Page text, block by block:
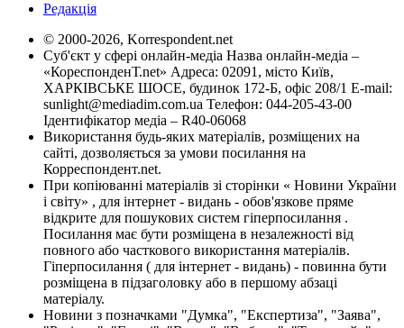
Редакція
© 2000-2026, Korrespondent.net
Суб'єкт у сфері онлайн-медіа Назва онлайн-медіа –
«КореспонденТ.net» Адреса: 02091, місто Київ,
ХАРКІВСЬКЕ ШОСЕ, будинок 172-Б, офіс 208/1 E-mail:
sunlight@mediadim.com.ua Телефон: 044-205-43-00
Ідентифікатор медіа – R40-06068
Використання будь-яких матеріалів, розміщених на
сайті, дозволяється за умови посилання на
Корреспондент.net.
При копіюванні матеріалів зі сторінки « Новини України
і світу» , для інтернет - видань - обов'язкове пряме
відкрите для пошукових систем гіперпосилання .
Посилання має бути розміщена в незалежності від
повного або часткового використання матеріалів.
Гіперпосилання ( для інтернет - видань) - повинна бути
розміщена в підзаголовку або в першому абзаці
матеріалу.
Новини з позначками "Думка", "Експертиза", "Заява",